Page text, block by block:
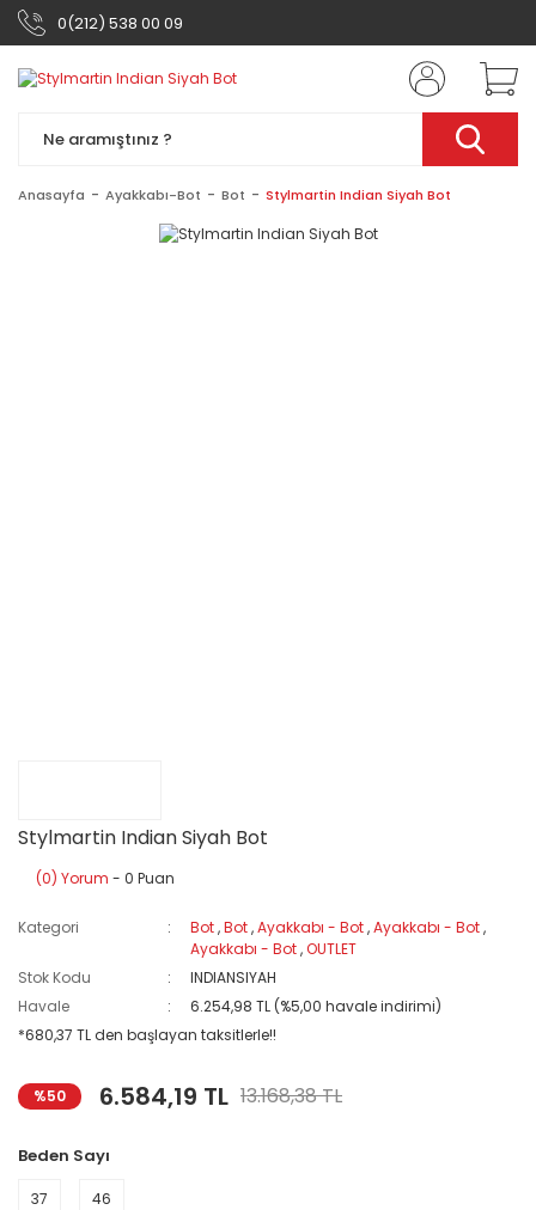
0(212) 538 00 09
Anasayfa Ayakkabı-Bot Bot Stylmartin Indian Siyah Bot
Stylmartin Indian Siyah Bot
(0) Yorum - 0 Puan
Kategori Bot,Bot,Ayakkabı - Bot,Ayakkabı - Bot,
Ayakkabı - Bot,OUTLET
Stok Kodu
INDIANSIYAH
Havale
6.254,98 TL (%5,00 havale indirimi)
*680,37 TL den başlayan taksitlerle!!
%50 6.584,19 TL 13.168,38 TL
Beden Sayı
37 46